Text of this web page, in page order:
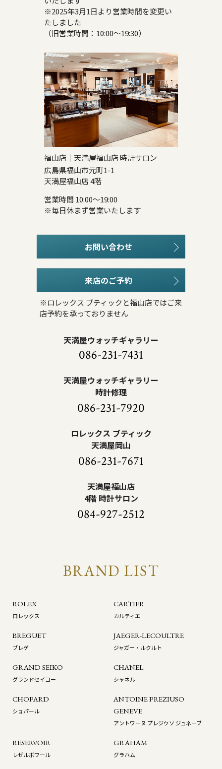
※2025年3月1日より営業時間を変更い
たしました
（旧営業時間：10:00～19:30）
福山店｜天満屋福山店 時計サロン
広島県福山市元町1-1
天満屋福山店 4階
営業時間 10:00～19:00
※毎日休まず営業いたします
お問い合わせ
来店のご予約
※ロレックス ブティックと福山店ではご来
店予約を承っておりません
天満屋ウォッチギャラリー
086-231-7431
天満屋ウォッチギャラリー
時計修理
086-231-7920
ロレックス ブティック
天満屋岡山
086-231-7671
天満屋福山店
4階 時計サロン
084-927-2512
BRAND LIST
ROLEX
ロレックス
CARTIER
カルティエ
BREGUET
ブレゲ
JAEGER-LECOULTRE
ジャガー・ルクルト
GRAND SEIKO
グランドセイコー
CHANEL
シャネル
CHOPARD
ショパール
ANTOINE PREZIUSO
GENEVE
アントワーヌ プレジウソ ジュネーブ
RESERVOIR
レゼルボワール
GRAHAM
グラハム